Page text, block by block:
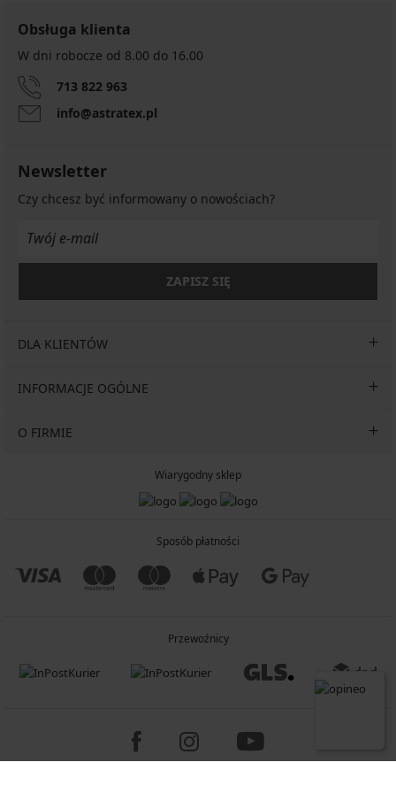
Obsługa klienta
W dni robocze od 8.00 do 16.00
713 822 963
info@astratex.pl
Newsletter
Czy chcesz być informowany o nowościach?
ZAPISZ SIĘ
DLA KLIENTÓW
INFORMACJE OGÓLNE
O FIRMIE
Wiarygodny sklep
Sposób płatności
Przewoźnicy